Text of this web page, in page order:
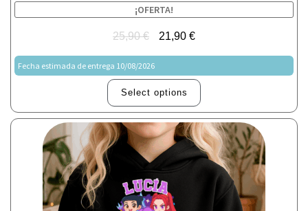
¡OFERTA!
25,90€ 21,90 €
Fecha estimada de entrega 10/08/2026
Select options